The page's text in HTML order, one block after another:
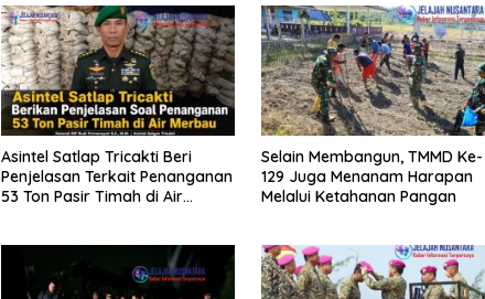
Asintel Satlap Tricakti Beri
Penjelasan Terkait Penanganan
53 Ton Pasir Timah di Air
Selain Membangun, TMMD Ke-
129 Juga Menanam Harapan
Melalui Ketahanan Pangan